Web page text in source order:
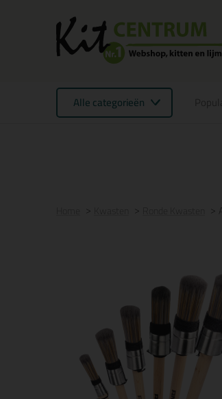
Alle categorieën